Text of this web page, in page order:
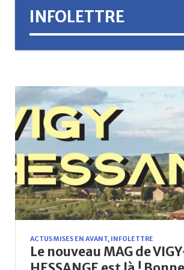
INFOLETTRE
ACTUS MISES EN AVANT, INFOLETTRE
Le nouveau MAG de